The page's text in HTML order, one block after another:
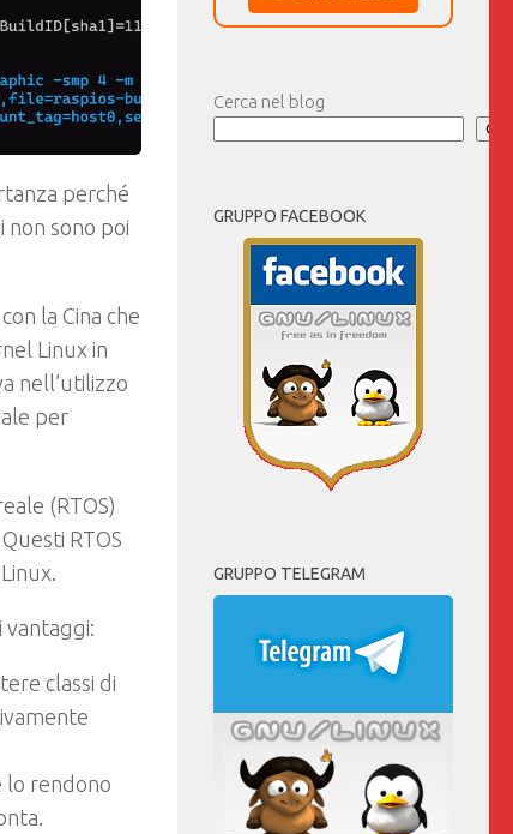
perché
non sono poi
la Cina che
Linux in
nell’utilizzo
per
(RTOS)
RTOS
vantaggi:
classi di
lo rendono
Cerca nel blog
GRUPPO FACEBOOK
GRUPPO TELEGRAM